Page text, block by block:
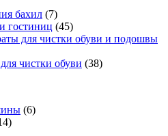
бахил (7)
гостиниц (45)
для чистки обуви и подошвы
чистки обуви (38)
(6)